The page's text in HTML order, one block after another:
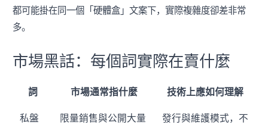
都可能掛在同一個「硬體盒」文案下，實際複雜度卻差非常
多。
市場黑話：每個詞實際在賣什麼
詞 市場通常指什麼 技術上應如何理解
私盤
限量銷售與公開大量
發行與維護模式，不